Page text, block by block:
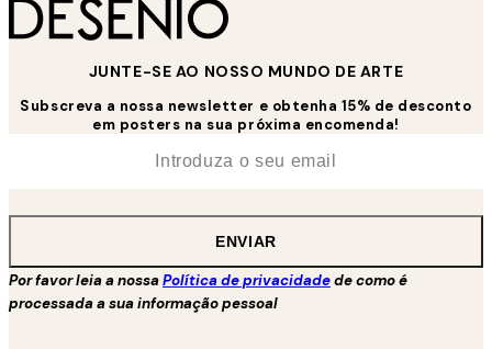
JUNTE-SE AO NOSSO MUNDO DE ARTE
Subscreva a nossa newsletter e obtenha 15% de desconto
em posters na sua próxima encomenda!
ENVIAR
Por favor leia a nossaPolítica de privacidadede como é
processada a sua informação pessoal